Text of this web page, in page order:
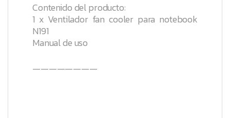
Contenido del producto:
1 x Ventilador fan cooler para notebook
N191
Manual de uso
————————